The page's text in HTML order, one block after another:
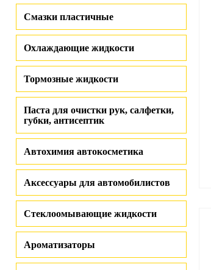
Смазки пластичные
Охлаждающие жидкости
Тормозные жидкости
Паста для очистки рук, салфетки,
губки, антисептик
Автохимия автокосметика
Аксессуары для автомобилистов
Стеклоомывающие жидкости
Ароматизаторы